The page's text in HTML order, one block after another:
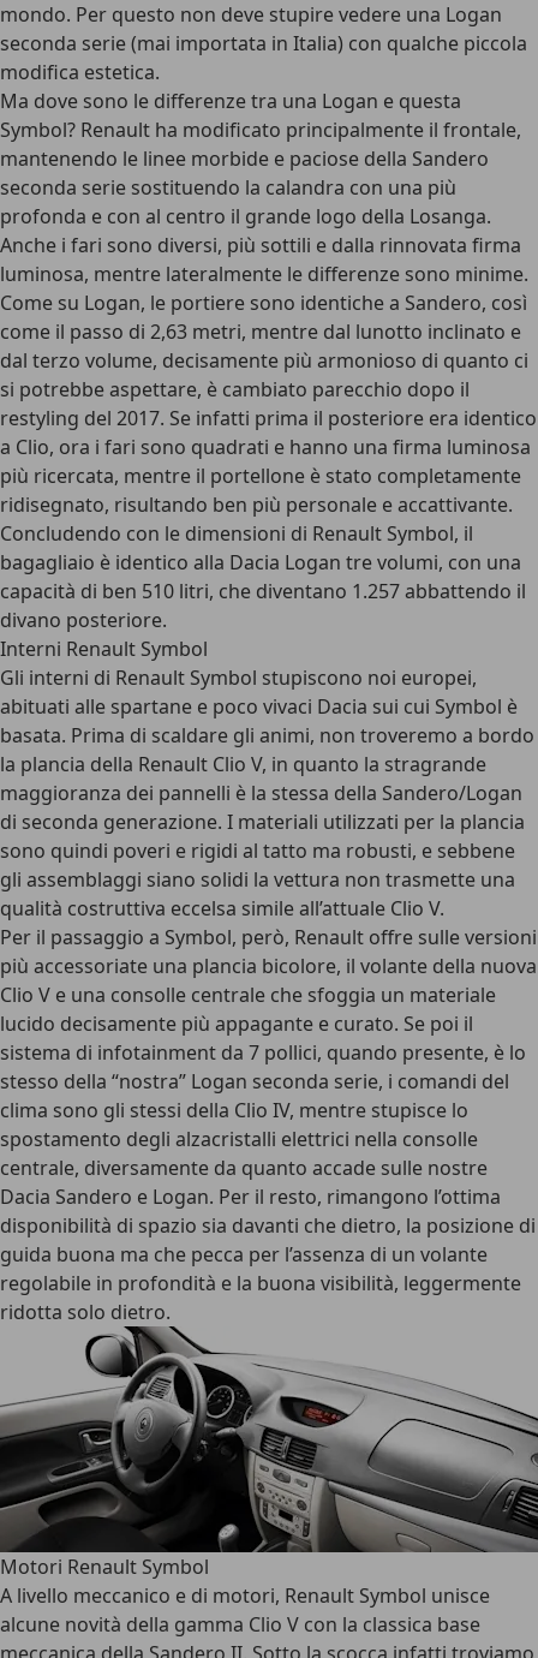
mondo. Per questo non deve stupire vedere una Logan
seconda serie (mai importata in Italia) con qualche piccola
modifica estetica.
Ma dove sono le differenze tra una Logan e questa
Symbol? Renault ha modificato principalmente il frontale,
mantenendo le linee morbide e paciose della Sandero
seconda serie sostituendo la calandra con una più
profonda e con al centro il grande logo della Losanga.
Anche i fari sono diversi, più sottili e dalla rinnovata firma
luminosa, mentre lateralmente le differenze sono minime.
Come su Logan, le portiere sono identiche a Sandero, così
come il passo di 2,63 metri, mentre dal lunotto inclinato e
dal terzo volume, decisamente più armonioso di quanto ci
si potrebbe aspettare, è cambiato parecchio dopo il
restyling del 2017. Se infatti prima il posteriore era identico
a Clio, ora i fari sono quadrati e hanno una firma luminosa
più ricercata, mentre il portellone è stato completamente
ridisegnato, risultando ben più personale e accattivante.
Concludendo con le dimensioni di Renault Symbol, il
bagagliaio è identico alla Dacia Logan tre volumi, con una
capacità di ben 510 litri, che diventano 1.257 abbattendo il
divano posteriore.
Interni Renault Symbol
Gli interni di Renault Symbol stupiscono noi europei,
abituati alle spartane e poco vivaci Dacia sui cui Symbol è
basata. Prima di scaldare gli animi, non troveremo a bordo
la plancia della Renault Clio V, in quanto la stragrande
maggioranza dei pannelli è la stessa della Sandero/Logan
di seconda generazione. I materiali utilizzati per la plancia
sono quindi poveri e rigidi al tatto ma robusti, e sebbene
gli assemblaggi siano solidi la vettura non trasmette una
qualità costruttiva eccelsa simile all’attuale Clio V.
Per il passaggio a Symbol, però, Renault offre sulle versioni
più accessoriate una plancia bicolore, il volante della nuova
Clio V e una consolle centrale che sfoggia un materiale
lucido decisamente più appagante e curato. Se poi il
sistema di infotainment da 7 pollici, quando presente, è lo
stesso della “nostra” Logan seconda serie, i comandi del
clima sono gli stessi della Clio IV, mentre stupisce lo
spostamento degli alzacristalli elettrici nella consolle
centrale, diversamente da quanto accade sulle nostre
Dacia Sandero e Logan. Per il resto, rimangono l’ottima
disponibilità di spazio sia davanti che dietro, la posizione di
guida buona ma che pecca per l’assenza di un volante
regolabile in profondità e la buona visibilità, leggermente
ridotta solo dietro.
Motori Renault Symbol
A livello meccanico e di motori, Renault Symbol unisce
alcune novità della gamma Clio V con la classica base